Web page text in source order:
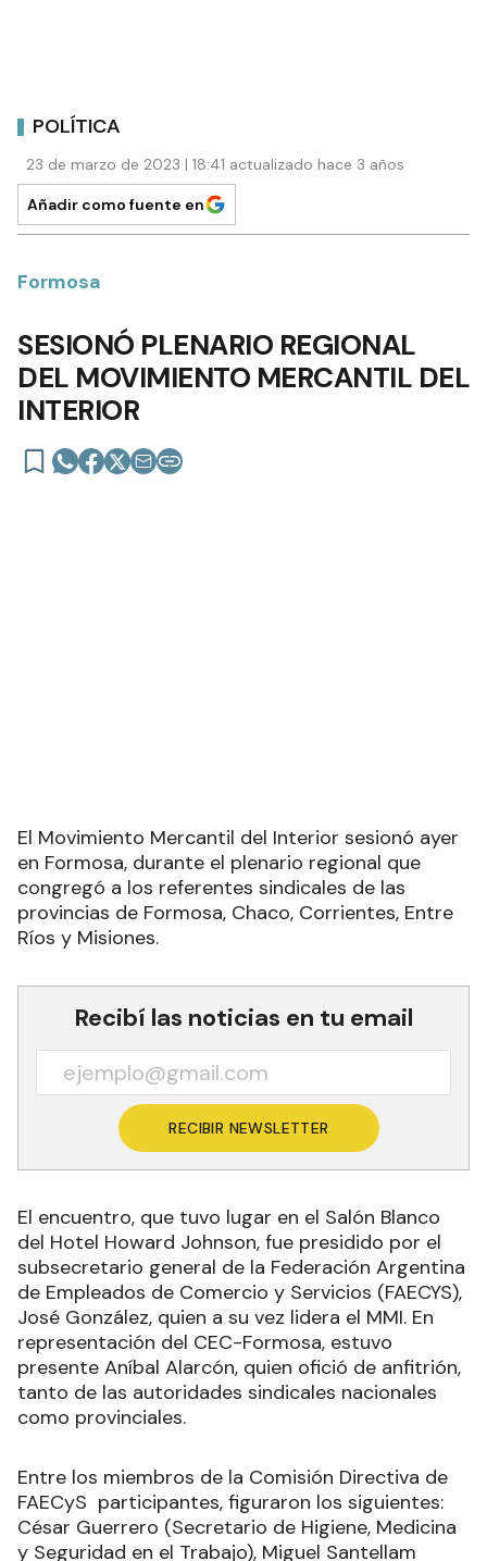
POLÍTICA
23 de marzo de 2023 | 18:41 actualizado hace 3 años
Formosa
SESIONÓ PLENARIO REGIONAL
DEL MOVIMIENTO MERCANTIL DEL
INTERIOR
El Movimiento Mercantil del Interior sesionó ayer
en Formosa, durante el plenario regional que
congregó a los referentes sindicales de las
Ríos y Misiones.
Recibí las noticias en tu email
RECIBIR NEWSLETTER
El encuentro, que tuvo lugar en el Salón Blanco
del Hotel Howard Johnson, fue presidido por el
subsecretario general de la Federación Argentina
de Empleados de Comercio y Servicios (FAECYS),
José González, quien a su vez lidera el MMI. En
representación del CEC-Formosa, estuvo
presente Aníbal Alarcón, quien ofició de anfitrión,
como provinciales.
Entre los miembros de la Comisión Directiva de
FAECyS participantes, figuraron los siguientes: